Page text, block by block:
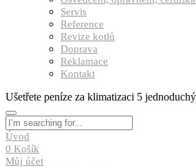
Servis
Reference
Revize kotlů
Doprava
Reklamace
Kontakt
Ušetřete peníze za klimatizaci 5
Úvod
0 Košík
Můj účet